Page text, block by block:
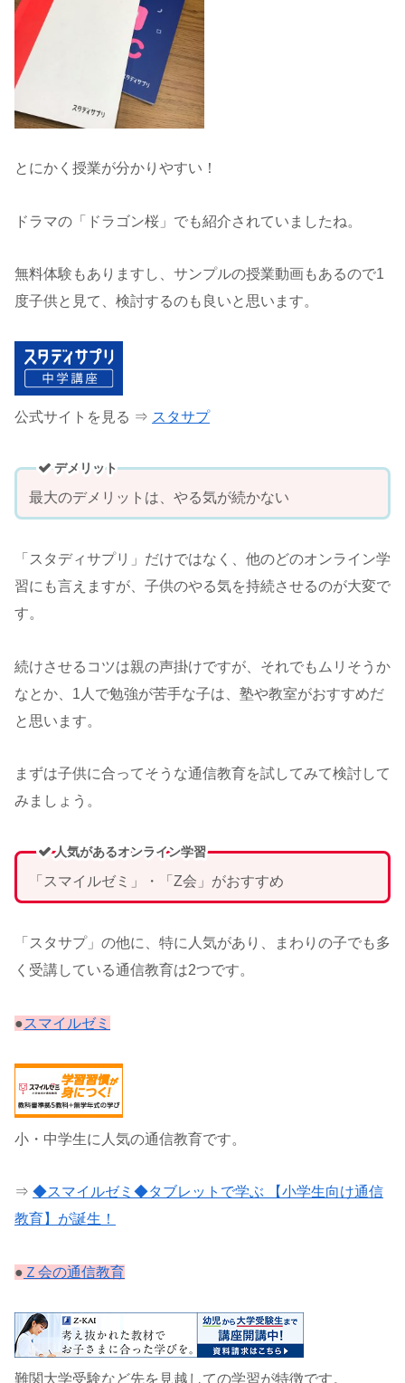
とにかく授業が分かりやすい！
ドラマの「ドラゴン桜」でも紹介されていましたね。
無料体験もありますし、サンプルの授業動画もあるので1
度子供と見て、検討するのも良いと思います。
公式サイトを見る ⇒ スタサプ
デメリット
最大のデメリットは、やる気が続かない
「スタディサプリ」だけではなく、他のどのオンライン学
習にも言えますが、子供のやる気を持続させるのが大変で
す。
続けさせるコツは親の声掛けですが、それでもムリそうか
なとか、1人で勉強が苦手な子は、塾や教室がおすすめだ
と思います。
まずは子供に合ってそうな通信教育を試してみて検討して
みましょう。
人気があるオンライン学習
「スマイルゼミ」・「Z会」がおすすめ
「スタサプ」の他に、特に人気があり、まわりの子でも多
く受講している通信教育は2つです。
●スマイルゼミ
小・中学生に人気の通信教育です。
⇒ ◆スマイルゼミ◆タブレットで学ぶ 【小学生向け通信
教育】が誕生！
● Ｚ会の通信教育
難関大学受験など先を見越しての学習が特徴です。